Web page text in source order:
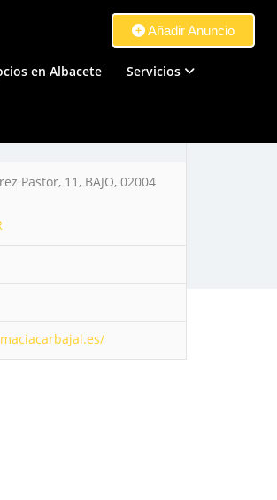
Añadir Anuncio
en Albacete Servicios
Pastor, 11, BAJO, 02004